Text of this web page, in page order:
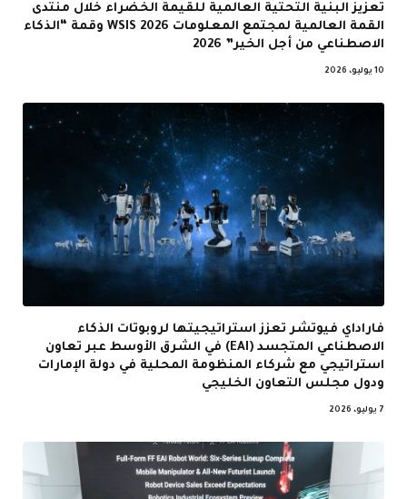
تعزيز البنية التحتية العالمية للقيمة الخضراء خلال منتدى
القمة العالمية لمجتمع المعلومات WSIS 2026 وقمة “الذكاء
الاصطناعي من أجل الخير” 2026
10 يوليو، 2026
فاراداي فيوتشر تعزز استراتيجيتها لروبوتات الذكاء
الاصطناعي المتجسد (EAI) في الشرق الأوسط عبر تعاون
استراتيجي مع شركاء المنظومة المحلية في دولة الإمارات
ودول مجلس التعاون الخليجي
7 يوليو، 2026